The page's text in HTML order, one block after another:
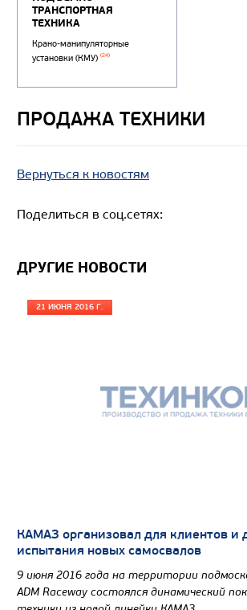
ТРАНСПОРТНАЯ
Крано-манипуляторные
ПРОДАЖА ТЕХНИКИ
Вернуться к новостям
Поделиться в соц.сетях:
ДРУГИЕ НОВОСТИ
21 ИЮНЯ 2016 Г.
КАМАЗ организовал для клиентов и
испытания новых самосвалов
9 июня 2016 года на территории
ADM Raceway состоялся динамический